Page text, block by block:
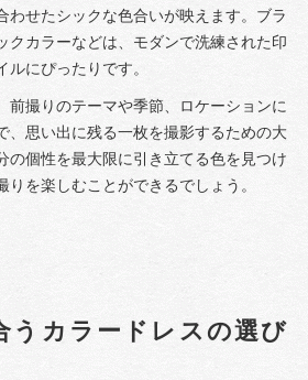
わせたシックな色合いが映えます。ブラ
クカラーなどは、モダンで洗練された印
にぴったりです。
前撮りのテーマや季節、ロケーションに
、思い出に残る一枚を撮影するための大
の個性を最大限に引き立てる色を見つけ
りを楽しむことができるでしょう。
うカラードレスの選び